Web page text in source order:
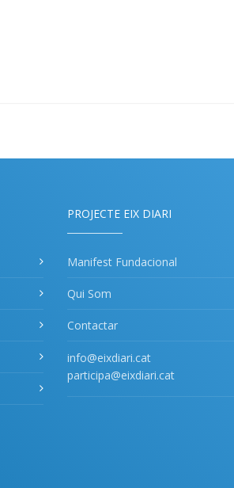
PROJECTE EIX DIARI
Manifest Fundacional
Qui Som
Contactar
info@eixdiari.cat
participa@eixdiari.cat